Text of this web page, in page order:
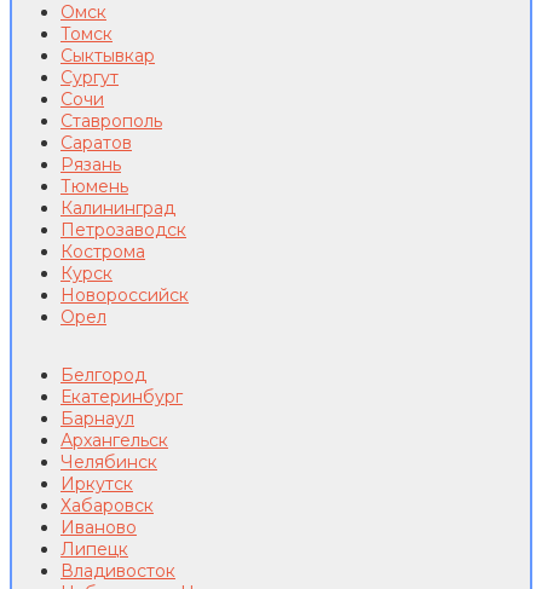
Омск
Томск
Сыктывкар
Сургут
Сочи
Ставрополь
Саратов
Рязань
Тюмень
Калининград
Петрозаводск
Кострома
Курск
Новороссийск
Орел
Белгород
Екатеринбург
Барнаул
Архангельск
Челябинск
Иркутск
Хабаровск
Иваново
Липецк
Владивосток